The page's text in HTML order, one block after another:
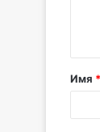
Имя *